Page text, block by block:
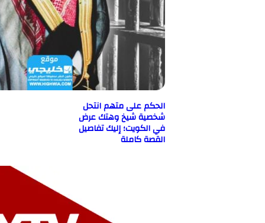
الحكم على متهم انتحل
شخصية شيخ وهتك عرض
في الكويت؛ إليك تفاصيل
القصة كاملة